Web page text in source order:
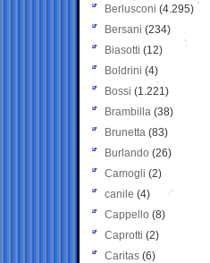
Berlusconi (4.295)
Bersani (234)
Biasotti (12)
Boldrini (4)
Bossi (1.221)
Brambilla (38)
Brunetta (83)
Burlando (26)
Camogli (2)
canile (4)
Cappello (8)
Caprotti (2)
Caritas (6)